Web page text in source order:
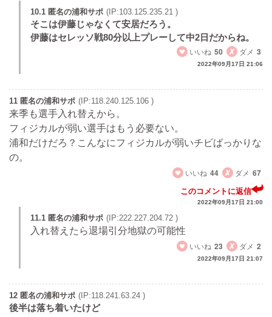
10.1 匿名の浦和サポ (IP:103.125.235.21 )
そこは伊藤じゃなくて安居だろう。
伊藤はセレッソ戦80分以上プレーして中2日だからね。
いいね 50 ダメ 3
2022年09月17日 21:06
11 匿名の浦和サポ (IP:118.240.125.106 )
来季も選手入れ替えから。
フィジカルが弱い選手はもう必要ない。
浦和だけだろ？こんなにフィジカルが弱いチビばっかりな
の。
いいね 44 ダメ 67
このコメントに返信
2022年09月17日 21:00
11.1 匿名の浦和サポ (IP:222.227.204.72 )
入れ替えたら退場引分地獄の可能性
いいね 23 ダメ 2
2022年09月17日 21:07
12 匿名の浦和サポ (IP:118.241.63.24 )
後半は落ち着いたけど